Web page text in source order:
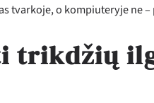
tvarkoje, o kompiuteryje ne
trikdžių